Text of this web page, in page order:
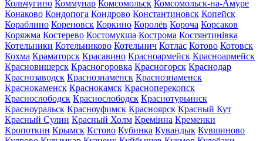
Кольчугино Коммунар Комсомольск Комсомольск-на-Амуре
Конаково Кондопога Кондрово Константиновск Копейск
Кораблино Кореновск Коркино Королёв Короча Корсаков
Коряжма Костерево Костомукша Кострома Костянтинівка
Котельники Котельниково Котельнич Котлас Котово Котовск
Кохма Краматорск Красавино Красноармейск Красноармейск
Красновишерск Красногоровка Красногорск Краснодар
Краснозаводск Краснознаменск Краснознаменск
Краснокаменск Краснокамск Красноперекопск
Краснослободск Краснослободск Краснотурьинск
Красноуральск Красноуфимск Красноярск Красный Кут
Красный Сулин Красный Холм Кремінна Кременки
Кропоткин Крымск Кстово Кубинка Кувандык Кувшиново